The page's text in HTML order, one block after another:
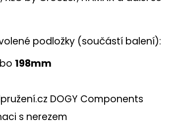
podložky (součástí balení):
198mm
DOGY Components
s nerezem